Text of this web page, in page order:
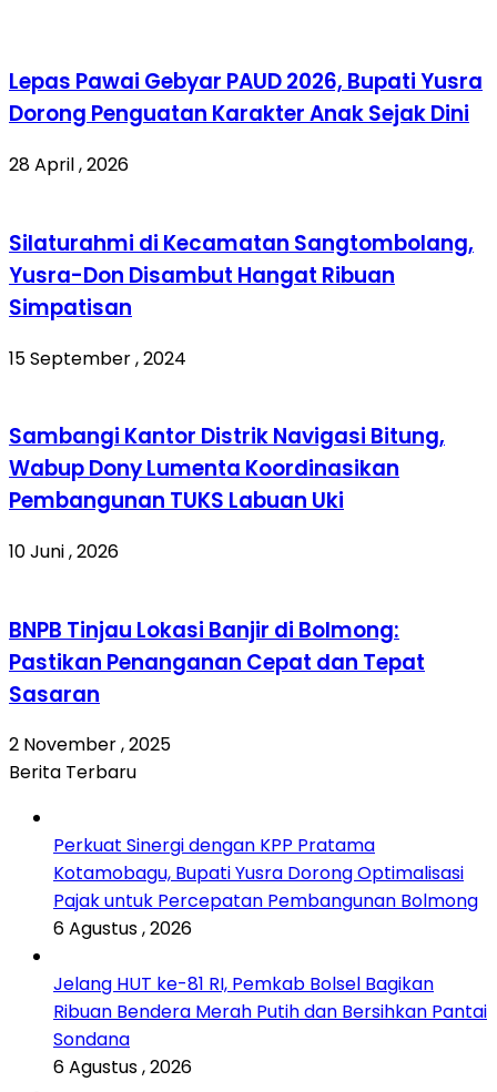
Lepas Pawai Gebyar PAUD 2026, Bupati Yusra
Dorong Penguatan Karakter Anak Sejak Dini
28 April , 2026
Silaturahmi di Kecamatan Sangtombolang,
Yusra-Don Disambut Hangat Ribuan
Simpatisan
15 September , 2024
Sambangi Kantor Distrik Navigasi Bitung,
Wabup Dony Lumenta Koordinasikan
Pembangunan TUKS Labuan Uki
10 Juni , 2026
BNPB Tinjau Lokasi Banjir di Bolmong:
Pastikan Penanganan Cepat dan Tepat
Sasaran
2 November , 2025
Berita Terbaru
Perkuat Sinergi dengan KPP Pratama
Kotamobagu, Bupati Yusra Dorong Optimalisasi
Pajak untuk Percepatan Pembangunan Bolmong
6 Agustus , 2026
Jelang HUT ke-81 RI, Pemkab Bolsel Bagikan
Ribuan Bendera Merah Putih dan Bersihkan Pantai
Sondana
6 Agustus , 2026